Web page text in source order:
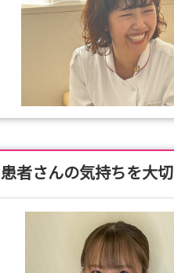
患者さんの気持ちを大